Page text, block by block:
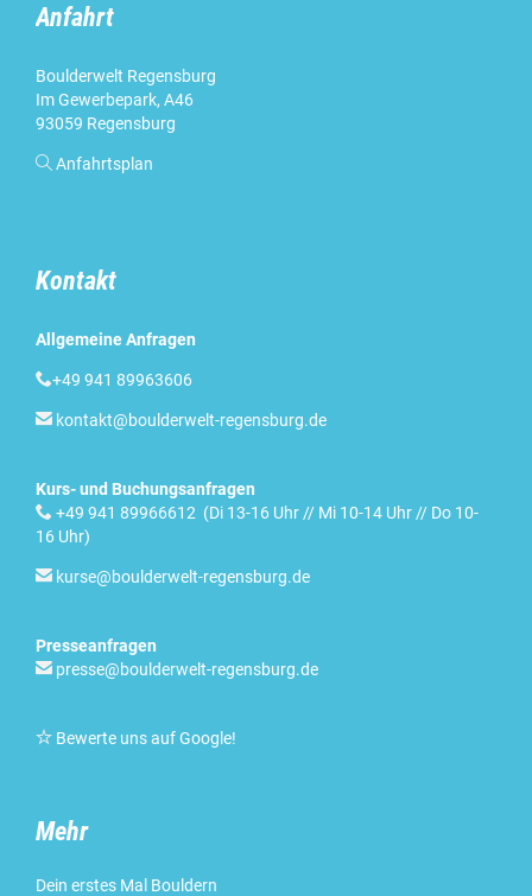
Anfahrt
Boulderwelt Regensburg
Im Gewerbepark, A46
93059 Regensburg
 Anfahrtsplan
Kontakt
Allgemeine Anfragen
+49 941 89963606
 kontakt@boulderwelt-regensburg.de
Kurs- und Buchungsanfragen
 +49 941 89966612 (Di 13-16 Uhr // Mi 10-14 Uhr // Do 10-
16 Uhr)
 kurse@boulderwelt-regensburg.de
Presseanfragen
 presse@boulderwelt-regensburg.de
 Bewerte uns auf Google!
Mehr
Dein erstes Mal Bouldern